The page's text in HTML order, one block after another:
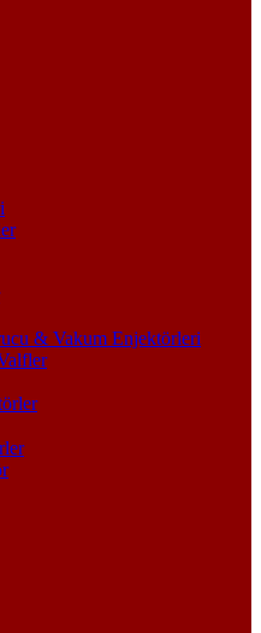
& Vakum Enjektörleri